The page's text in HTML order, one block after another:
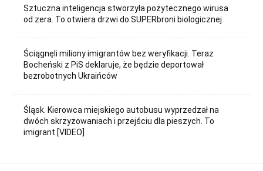
Sztuczna inteligencja stworzyła pożytecznego wirusa
od zera. To otwiera drzwi do SUPERbroni biologicznej
Ściągnęli miliony imigrantów bez weryfikacji. Teraz
Bocheński z PiS deklaruje, że będzie deportował
bezrobotnych Ukraińców
Śląsk. Kierowca miejskiego autobusu wyprzedzał na
dwóch skrzyżowaniach i przejściu dla pieszych. To
imigrant [VIDEO]